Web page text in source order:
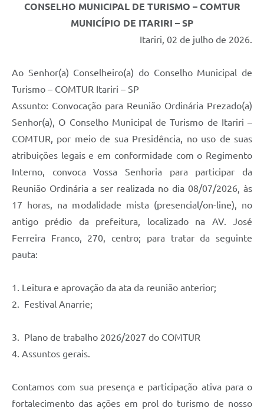
CONSELHO MUNICIPAL DE TURISMO – COMTUR
MUNICÍPIO DE ITARIRI – SP
Itariri, 02 de julho de 2026.
Ao Senhor(a) Conselheiro(a) do Conselho Municipal de
Turismo – COMTUR Itariri – SP
Assunto: Convocação para Reunião Ordinária Prezado(a)
Senhor(a), O Conselho Municipal de Turismo de Itariri –
COMTUR, por meio de sua Presidência, no uso de suas
atribuições legais e em conformidade com o Regimento
Interno, convoca Vossa Senhoria para participar da
Reunião Ordinária a ser realizada no dia 08/07/2026, às
17 horas, na modalidade mista (presencial/on-line), no
antigo prédio da prefeitura, localizado na AV. José
Ferreira Franco, 270, centro; para tratar da seguinte
pauta:
1. Leitura e aprovação da ata da reunião anterior;
2. Festival Anarrie;
3. Plano de trabalho 2026/2027 do COMTUR
4. Assuntos gerais.
Contamos com sua presença e participação ativa para o
fortalecimento das ações em prol do turismo de nosso